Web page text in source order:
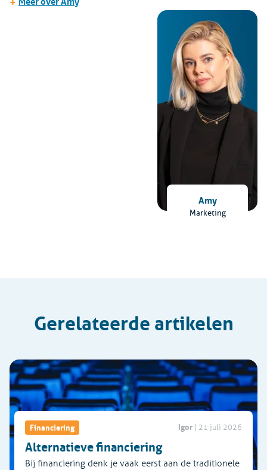
Amy
Marketing
Gerelateerde artikelen
Financiering Igor 21 juli 2026
Alternatieve financiering
Bij financiering denk je vaak eerst aan de traditionele